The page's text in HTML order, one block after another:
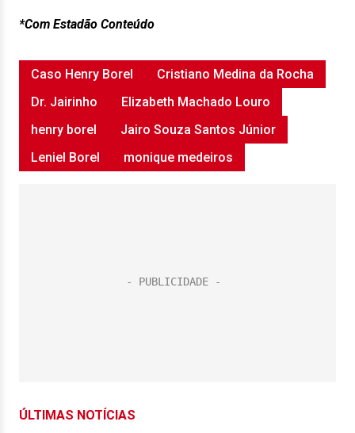
*Com Estadão Conteúdo
Caso Henry Borel
Cristiano Medina da Rocha
Dr. Jairinho
Elizabeth Machado Louro
henry borel
Jairo Souza Santos Júnior
Leniel Borel
monique medeiros